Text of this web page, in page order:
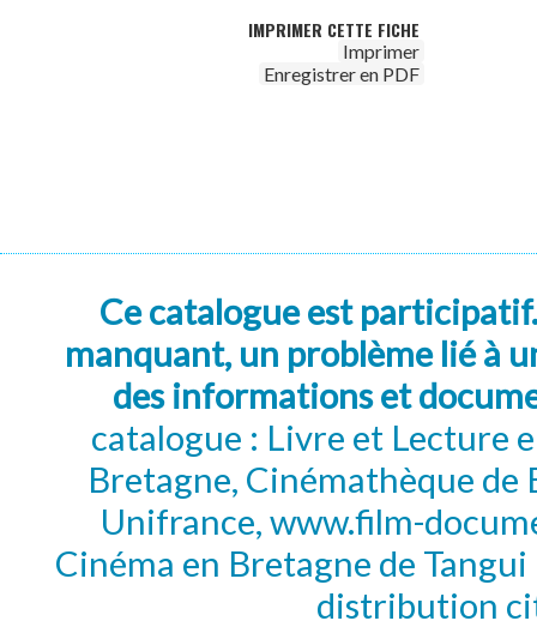
IMPRIMER CETTE FICHE
Imprimer
Enregistrer en PDF
Ce catalogue est
manquant, un problème lié à
des informations et
catalogue : Livre et Lecture
Bretagne, Cinémathèque de
Unifrance, www.film-
Cinéma en Bretagne de
distribution